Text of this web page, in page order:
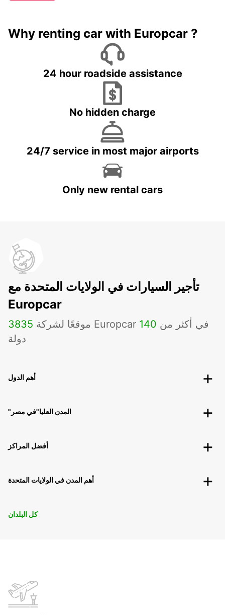
Why renting car with Europcar ?
24 hour roadside assistance
No hidden charge
24/7 service in most major airports
Only new rental cars
تأجير السيارات في الولايات المتحدة مع
Europcar
3835 موقعًا لشركة Europcar في أكثر من 140
دولة
أهم الدول
"المدن العليا"في مصر
أفضل المراكز
أهم المدن في الولايات المتحدة
كل البلدان